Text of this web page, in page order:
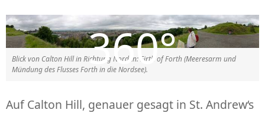
Blick von Calton Hill in Richtung Norden: Firth of Forth (Meeresarm und
Mündung des Flusses Forth in die Nordsee).
Auf Calton Hill, genauer gesagt in St. Andrew‘s